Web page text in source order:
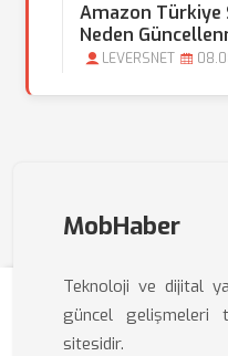
Amazon Türkiye
Neden
LEVERSNET
MobHaber
Teknoloji ve dijital
güncel gelişmeleri
sitesidir.